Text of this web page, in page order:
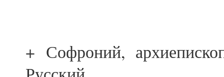
+ Софроний,